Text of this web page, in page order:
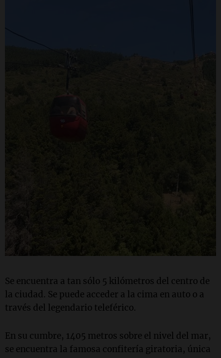
Se encuentra a tan sólo 5 kilómetros del centro de
la ciudad. Se puede acceder a la cima en auto o a
través del legendario teleférico.
En su cumbre, 1405 metros sobre el nivel del mar,
se encuentra la famosa confitería giratoria, única